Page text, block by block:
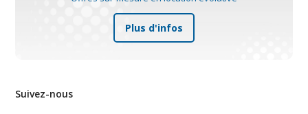
Plus d'infos
Suivez-nous